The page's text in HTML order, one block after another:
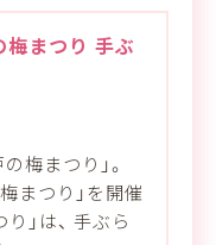
梅まつり 手ぶ
梅まつり」。
まつり」を開催
」は、 手ぶら